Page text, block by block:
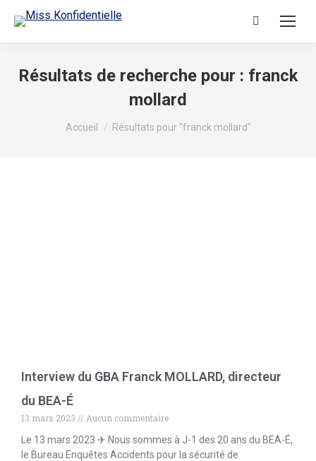
Résultats de recherche pour : franck
mollard
Vous êtes ici :
Accueil Résultats pour "franck mollard"
Interview du GBA Franck MOLLARD, directeur
du BEA-É
13 mars 2023
Aucun commentaire
Le 13 mars 2023 ✈ Nous sommes à J-1 des 20 ans du BEA-É,
le Bureau Enquêtes Accidents pour la sécurité de